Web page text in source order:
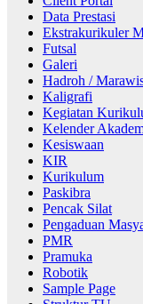
Data Prestasi
Ekstrakurikuler
Futsal
Galeri
Hadroh /
Kaligrafi
Kegiatan
Kelender
Kesiswaan
KIR
Kurikulum
Paskibra
Pencak Silat
Pengaduan
PMR
Pramuka
Robotik
Sample Page